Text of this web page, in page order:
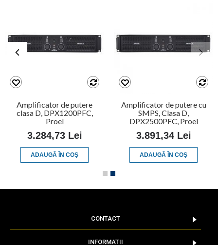
Amplificator de putere
clasa D, DPX1200PFC,
Proel
3.284,73 Lei
ADAUGĂ ÎN COŞ
Amplificator de putere cu
SMPS, Clasa D,
DPX2500PFC, Proel
3.891,34 Lei
ADAUGĂ ÎN COŞ
CONTACT
INFORMATII